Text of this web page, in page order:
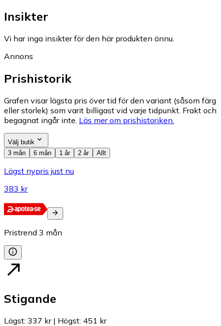
Insikter
Vi har inga insikter för den här produkten ännu.
Annons
Prishistorik
Grafen visar lägsta pris över tid för den variant (såsom färg
eller storlek) som varit billigast vid varje tidpunkt. Frakt och
begagnat ingår inte. Läs mer om prishistoriken.
Välj butik
3 mån
6 mån 1 år 2 år Allt
Lägst nypris just nu
383 kr
Pristrend 3 mån
Stigande
Lägst: 337 kr| Högst: 451 kr